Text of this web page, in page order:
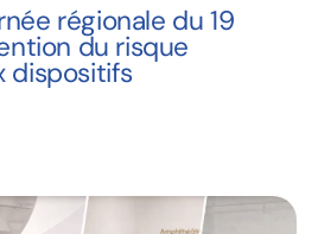
régionale du 19
du risque
dispositifs